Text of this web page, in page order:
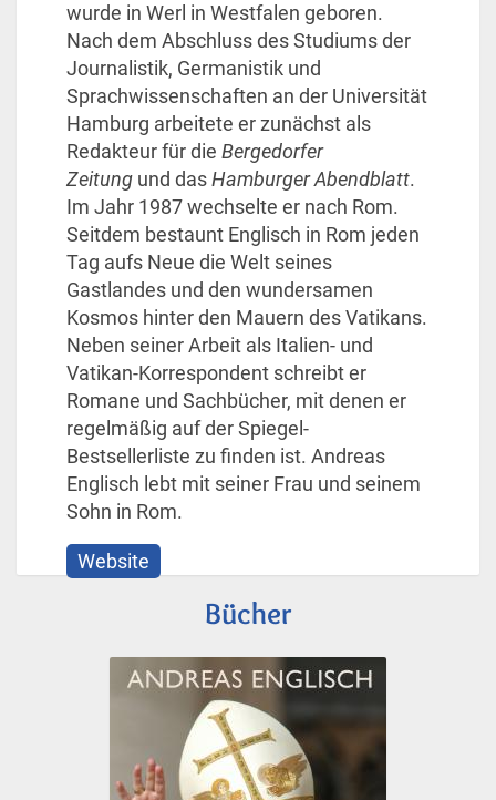
wurde in Werl in Westfalen geboren.
Nach dem Abschluss des Studiums der
Journalistik, Germanistik und
Sprachwissenschaften an der Universität
Hamburg arbeitete er zunächst als
Redakteur für die Bergedorfer
Zeitung und dasHamburger Abendblatt.
Im Jahr 1987 wechselte er nach Rom.
Seitdem bestaunt Englisch in Rom jeden
Tag aufs Neue die Welt seines
Gastlandes und den wundersamen
Kosmos hinter den Mauern des Vatikans.
Neben seiner Arbeit als Italien- und
Vatikan-Korrespondent schreibt er
Romane und Sachbücher, mit denen er
regelmäßig auf der Spiegel-
Bestsellerliste zu finden ist. Andreas
Englisch lebt mit seiner Frau und seinem
Sohn in Rom.
Website
Bücher